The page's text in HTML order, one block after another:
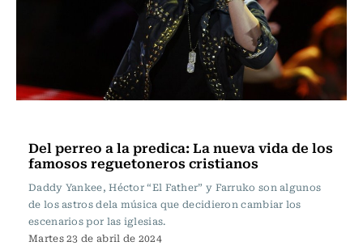
Del perreo a la predica: La nueva vida de los
famosos reguetoneros cristianos
Daddy Yankee, Héctor “El Father” y Farruko son algunos
de los astros dela música que decidieron cambiar los
escenarios por las iglesias.
Martes 23 de abril de 2024